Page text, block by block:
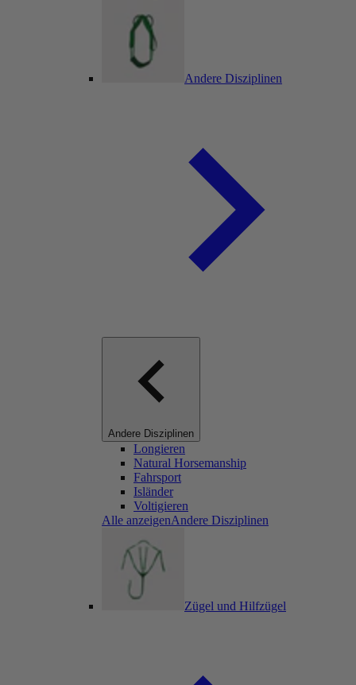
Andere Disziplinen
Andere Disziplinen
Longieren
Natural Horsemanship
Fahrsport
Isländer
Voltigieren
Alle anzeigenAndere Disziplinen
Zügel und Hilfzügel